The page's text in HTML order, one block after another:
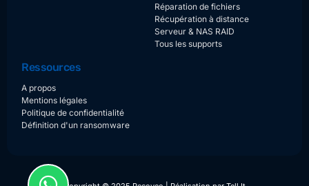
Réparation de fichiers
Récupération à distance
Serveur & NAS RAID
Tous les supports
Ressources
A propos
Mentions légales
Politique de confidentialité
Définition d'un ransomware